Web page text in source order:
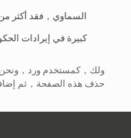
السماوي，فقد أكثر
كبيرة في إيرادات
ولك，كمستخدم ورد，ونحن
حذف هذه الصفحة，ثم